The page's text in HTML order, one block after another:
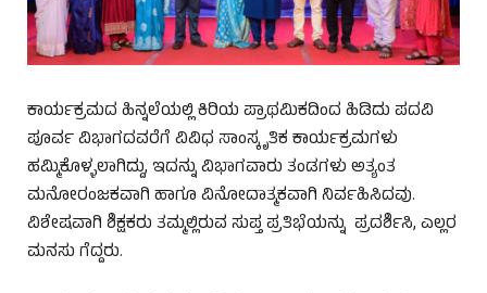
ಕಾರ್ಯಕ್ರಮದ ಹಿನ್ನಲೆಯಲ್ಲಿ ಕಿರಿಯ ಪ್ರಾಥಮಿಕದಿಂದ ಹಿಡಿದು ಪದವಿ
ಪೂರ್ವ ವಿಭಾಗದವರೆಗೆ ವಿವಿಧ ಸಾಂಸ್ಕೃತಿಕ ಕಾರ್ಯಕ್ರಮಗಳು
ಹಮ್ಮಿಕೊಳ್ಳಲಾಗಿದ್ದು, ಇದನ್ನು ವಿಭಾಗವಾರು ತಂಡಗಳು ಅತ್ಯಂತ
ಮನೋರಂಜಕವಾಗಿ ಹಾಗೂ ವಿನೋದಾತ್ಮಕವಾಗಿ ನಿರ್ವಹಿಸಿದವು.
ವಿಶೇಷವಾಗಿ ಶಿಕ್ಷಕರು ತಮ್ಮಲ್ಲಿರುವ ಸುಪ್ತ ಪ್ರತಿಭೆಯನ್ನು ಪ್ರದರ್ಶಿಸಿ, ಎಲ್ಲರ
ಮನಸು ಗೆದ್ದರು.